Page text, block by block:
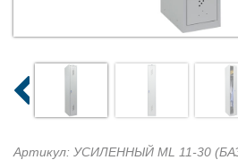
Артикул: УСИЛЕННЫЙ ML 11-30